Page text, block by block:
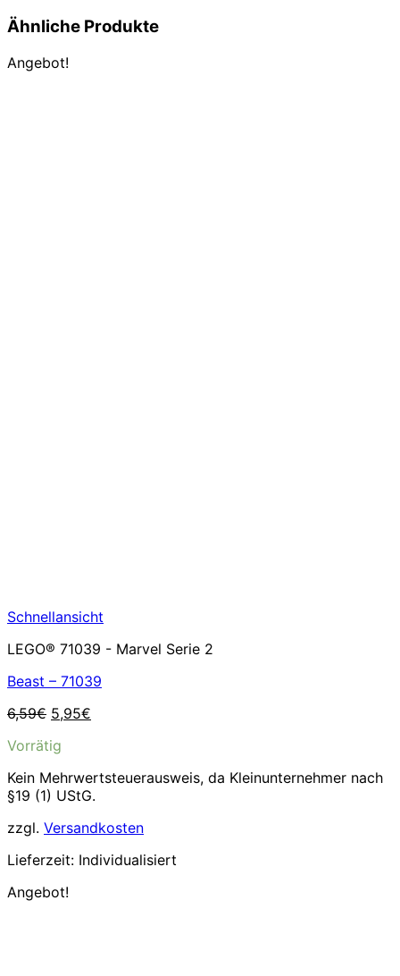
Ähnliche Produkte
Angebot!
Schnellansicht
LEGO® 71039 - Marvel Serie 2
Beast – 71039
6,59€ Ursprünglicher
war:
5,95€
Vorrätig
Kein Mehrwertsteuerausweis, da Kleinunternehmer nach
§19 (1) UStG.
zzgl. Versandkosten
Lieferzeit: Individualisiert
Angebot!